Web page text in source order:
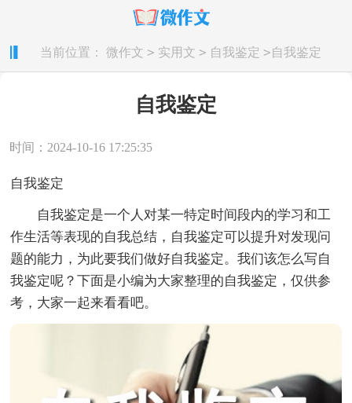
当前位置： 微作文 > 实用文 > 自我鉴定 >自我鉴定
自我鉴定
时间：2024-10-16 17:25:35
自我鉴定
自我鉴定是一个人对某一特定时间段内的学习和工
作生活等表现的自我总结，自我鉴定可以提升对发现问
题的能力，为此要我们做好自我鉴定。我们该怎么写自
我鉴定呢？下面是小编为大家整理的自我鉴定，仅供参
考，大家一起来看看吧。